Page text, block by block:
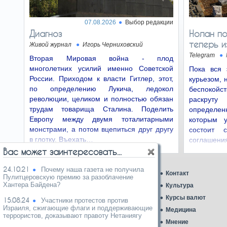
американцев младше 30 лет…
Слухи о замене канцлера
Мерца: счастливого финала не будет
есколько дней в Берлине ходят слухи, что
Мерц может быть смещен с поста канцлера.
Все это полнейшая…
23.06.26 «Сделка» без ответа
Пока что ни на один из ключевых вопросов,
ставших поводом для начала военной
операции, ответа нет.…
21.06.26 Талант не по назначению
Бен-Гвиру мешают все, кому не лень, начиная
с Миары - ну и так далее по списку: не те
законы,…
18.06.26
Ученые разгадали загадку
«инопланетного стекла» Тутанхамона
Ученые считают, что циркон сохранил
свидетельства экстремальной жары и
быстрого охлаждения, которые…
07.08.2026 Выбор редакции
Диагноз
Живой журнал Игорь Черниховский
Вторая Мировая война - плод
многолетних усилий именно Советской
России. Приходом к власти Гитлер, этот,
по определению Лукича, ледокол
революции, целиком и полностью обязан
трудам товарища Сталина. Поделить
Европу между двумя тоталитарными
монстрами, а потом вцепиться друг другу
в глотку. Въехать…
Нолан
теперь
Telegram
Пока вся
курьезом,
которым
состоит
Вас может заинтересовать...
24.10.21
Почему наша газета не получила
Пулитцеровскую премию за разоблачение
Хантера Байдена?
15.08.24
Участники протестов против
Израиля, сжигающие флаги и поддерживающие
террористов, доказывают правоту Нетаниягу
Главная Контакт
Аналитика
Культура
Ближний Восток
Курсы валют
Газеты
Медицина
Мнение